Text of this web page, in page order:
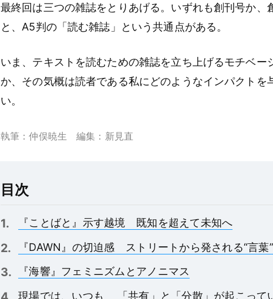
最終回は三つの雑誌をとりあげる。いずれも創刊号か、
と、A5判の「読む雑誌」という共通点がある。
いま、テキストを読むための雑誌を立ち上げるモチベー
か、その気概は読者である私にどのようなインパクトを
い。
執筆：仲俣暁生 編集：新見直
目次
『ことばと』示す越境 既知を超えて未知へ
『DAWN』の切迫感 ストリートから発される“言葉”
『海響』フェミニズムとアノニマス
現場では、いつも 「共有」と「分散」が起こって